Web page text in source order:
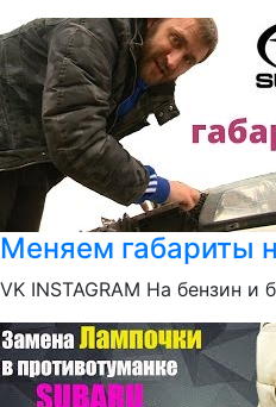
Меняем габариты
VK INSTAGRAM На бензин и